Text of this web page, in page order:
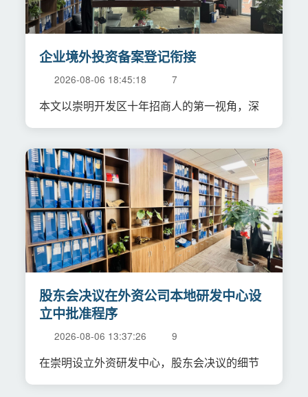
企业境外投资备案登记衔接
2026-08-06 18:45:18 7
本文以崇明开发区十年招商人的第一视角，深
股东会决议在外资公司本地研发中心设
立中批准程序
2026-08-06 13:37:26 9
在崇明设立外资研发中心，股东会决议的细节